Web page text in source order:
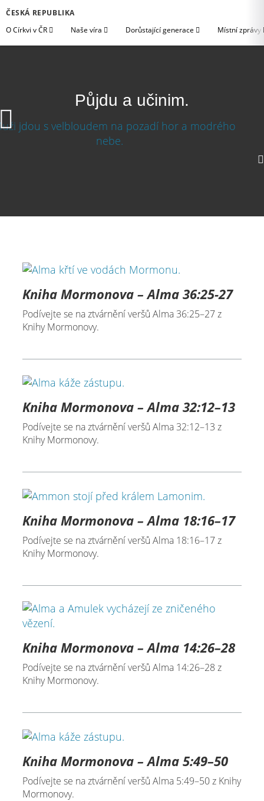
ČESKÁ REPUBLIKA
O Církvi v ČR
Naše víra Dorůstající generace Místní zprávy
Půjdu a učinim.
Kniha Mormonova – Alma 36:25-27
Podívejte se na ztvárnění veršů Alma 36:25–27 z
Knihy Mormonovy.
Kniha Mormonova – Alma 32:12–13
Podívejte se na ztvárnění veršů Alma 32:12–13 z
Knihy Mormonovy.
Kniha Mormonova – Alma 18:16–17
Podívejte se na ztvárnění veršů Alma 18:16–17 z
Knihy Mormonovy.
Kniha Mormonova – Alma 14:26–28
Podívejte se na ztvárnění veršů Alma 14:26–28 z
Knihy Mormonovy.
Kniha Mormonova – Alma 5:49–50
Podívejte se na ztvárnění veršů Alma 5:49–50 z Knihy
Mormonovy.